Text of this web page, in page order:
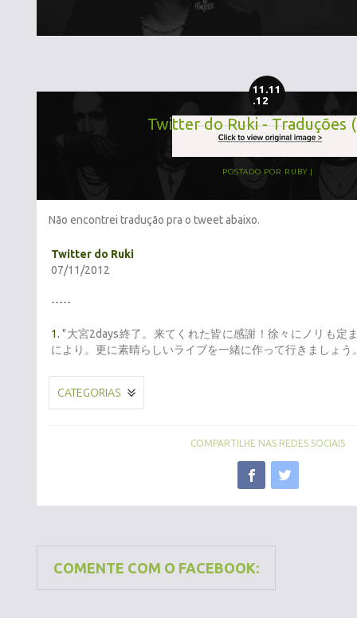
11.11
.12
Twitter do Ruki - Traduções
POSTADO POR RUBY
Não encontrei tradução pra o tweet abaixo.
Twitter do Ruki
07/11/2012
-----
1. "大宮2days終了。来てくれた皆に感謝！徐々にノリも定
により。更に素晴らしいライブを一緒に作って行きましょう
CATEGORIAS
COMPARTILHE NAS REDES SOCIAIS
COMENTE COM O FACEBOOK: